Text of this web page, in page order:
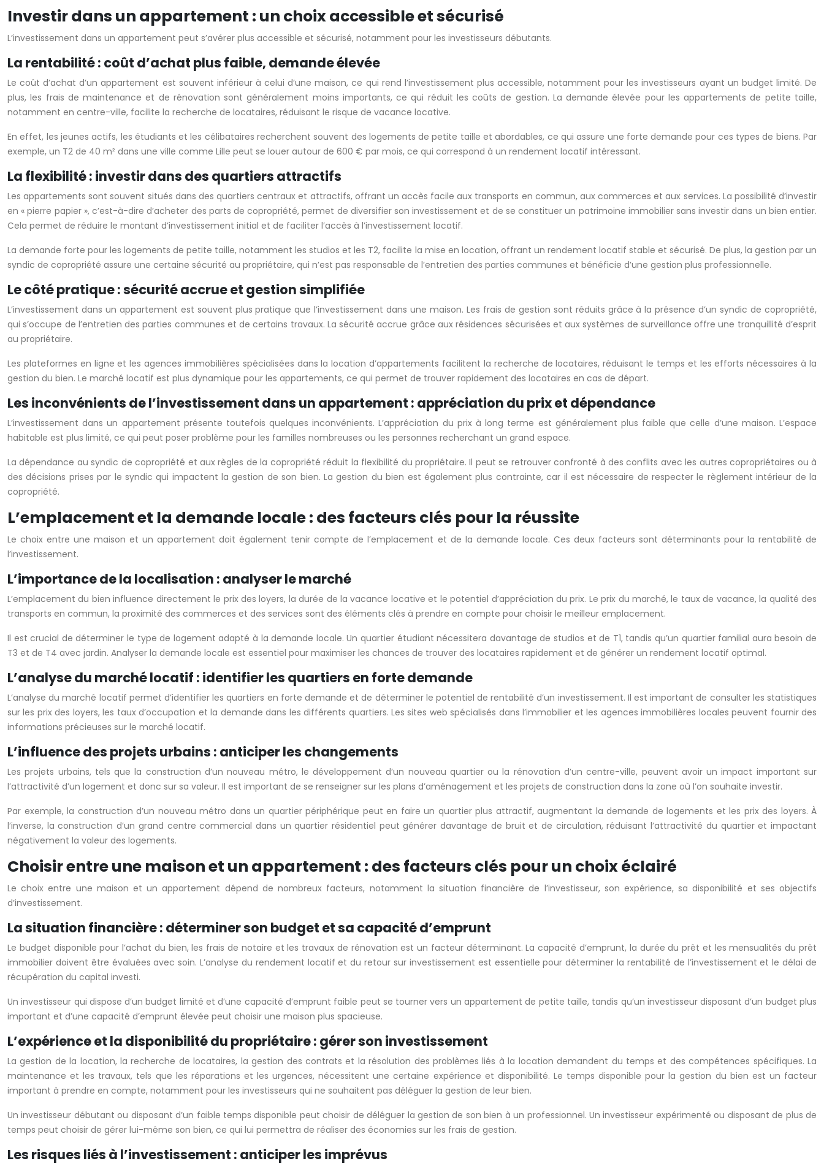
Investir dans un appartement : un choix accessible et sécurisé
L’investissement dans un appartement peut s’avérer plus accessible et sécurisé, notamment pour les investisseurs débutants.
La rentabilité : coût d’achat plus faible, demande élevée
Le coût d’achat d’un appartement est souvent inférieur à celui d’une maison, ce qui rend l’investissement plus accessible, notamment pour les investisseurs ayant un budget limité. De
plus, les frais de maintenance et de rénovation sont généralement moins importants, ce qui réduit les coûts de gestion. La demande élevée pour les appartements de petite taille,
notamment en centre-ville, facilite la recherche de locataires, réduisant le risque de vacance locative.
En effet, les jeunes actifs, les étudiants et les célibataires recherchent souvent des logements de petite taille et abordables, ce qui assure une forte demande pour ces types de biens. Par
exemple, un T2 de 40 m² dans une ville comme Lille peut se louer autour de 600 € par mois, ce qui correspond à un rendement locatif intéressant.
La flexibilité : investir dans des quartiers attractifs
Les appartements sont souvent situés dans des quartiers centraux et attractifs, offrant un accès facile aux transports en commun, aux commerces et aux services. La possibilité d’investir
en « pierre papier », c’est-à-dire d’acheter des parts de copropriété, permet de diversifier son investissement et de se constituer un patrimoine immobilier sans investir dans un bien entier.
Cela permet de réduire le montant d’investissement initial et de faciliter l’accès à l’investissement locatif.
La demande forte pour les logements de petite taille, notamment les studios et les T2, facilite la mise en location, offrant un rendement locatif stable et sécurisé. De plus, la gestion par un
syndic de copropriété assure une certaine sécurité au propriétaire, qui n’est pas responsable de l’entretien des parties communes et bénéficie d’une gestion plus professionnelle.
Le côté pratique : sécurité accrue et gestion simplifiée
L’investissement dans un appartement est souvent plus pratique que l’investissement dans une maison. Les frais de gestion sont réduits grâce à la présence d’un syndic de copropriété,
qui s’occupe de l’entretien des parties communes et de certains travaux. La sécurité accrue grâce aux résidences sécurisées et aux systèmes de surveillance offre une tranquillité d’esprit
au propriétaire.
Les plateformes en ligne et les agences immobilières spécialisées dans la location d’appartements facilitent la recherche de locataires, réduisant le temps et les efforts nécessaires à la
gestion du bien. Le marché locatif est plus dynamique pour les appartements, ce qui permet de trouver rapidement des locataires en cas de départ.
Les inconvénients de l’investissement dans un appartement : appréciation du prix et dépendance
L’investissement dans un appartement présente toutefois quelques inconvénients. L’appréciation du prix à long terme est généralement plus faible que celle d’une maison. L’espace
habitable est plus limité, ce qui peut poser problème pour les familles nombreuses ou les personnes recherchant un grand espace.
La dépendance au syndic de copropriété et aux règles de la copropriété réduit la flexibilité du propriétaire. Il peut se retrouver confronté à des conflits avec les autres copropriétaires ou à
des décisions prises par le syndic qui impactent la gestion de son bien. La gestion du bien est également plus contrainte, car il est nécessaire de respecter le règlement intérieur de la
copropriété.
L’emplacement et la demande locale : des facteurs clés pour la réussite
Le choix entre une maison et un appartement doit également tenir compte de l’emplacement et de la demande locale. Ces deux facteurs sont déterminants pour la rentabilité de
l’investissement.
L’importance de la localisation : analyser le marché
L’emplacement du bien influence directement le prix des loyers, la durée de la vacance locative et le potentiel d’appréciation du prix. Le prix du marché, le taux de vacance, la qualité des
transports en commun, la proximité des commerces et des services sont des éléments clés à prendre en compte pour choisir le meilleur emplacement.
Il est crucial de déterminer le type de logement adapté à la demande locale. Un quartier étudiant nécessitera davantage de studios et de T1, tandis qu’un quartier familial aura besoin de
T3 et de T4 avec jardin. Analyser la demande locale est essentiel pour maximiser les chances de trouver des locataires rapidement et de générer un rendement locatif optimal.
L’analyse du marché locatif : identifier les quartiers en forte demande
L’analyse du marché locatif permet d’identifier les quartiers en forte demande et de déterminer le potentiel de rentabilité d’un investissement. Il est important de consulter les statistiques
sur les prix des loyers, les taux d’occupation et la demande dans les différents quartiers. Les sites web spécialisés dans l’immobilier et les agences immobilières locales peuvent fournir des
informations précieuses sur le marché locatif.
L’influence des projets urbains : anticiper les changements
Les projets urbains, tels que la construction d’un nouveau métro, le développement d’un nouveau quartier ou la rénovation d’un centre-ville, peuvent avoir un impact important sur
l’attractivité d’un logement et donc sur sa valeur. Il est important de se renseigner sur les plans d’aménagement et les projets de construction dans la zone où l’on souhaite investir.
Par exemple, la construction d’un nouveau métro dans un quartier périphérique peut en faire un quartier plus attractif, augmentant la demande de logements et les prix des loyers. À
l’inverse, la construction d’un grand centre commercial dans un quartier résidentiel peut générer davantage de bruit et de circulation, réduisant l’attractivité du quartier et impactant
négativement la valeur des logements.
Choisir entre une maison et un appartement : des facteurs clés pour un choix éclairé
Le choix entre une maison et un appartement dépend de nombreux facteurs, notamment la situation financière de l’investisseur, son expérience, sa disponibilité et ses objectifs
d’investissement.
La situation financière : déterminer son budget et sa capacité d’emprunt
Le budget disponible pour l’achat du bien, les frais de notaire et les travaux de rénovation est un facteur déterminant. La capacité d’emprunt, la durée du prêt et les mensualités du prêt
immobilier doivent être évaluées avec soin. L’analyse du rendement locatif et du retour sur investissement est essentielle pour déterminer la rentabilité de l’investissement et le délai de
récupération du capital investi.
Un investisseur qui dispose d’un budget limité et d’une capacité d’emprunt faible peut se tourner vers un appartement de petite taille, tandis qu’un investisseur disposant d’un budget plus
important et d’une capacité d’emprunt élevée peut choisir une maison plus spacieuse.
L’expérience et la disponibilité du propriétaire : gérer son investissement
La gestion de la location, la recherche de locataires, la gestion des contrats et la résolution des problèmes liés à la location demandent du temps et des compétences spécifiques. La
maintenance et les travaux, tels que les réparations et les urgences, nécessitent une certaine expérience et disponibilité. Le temps disponible pour la gestion du bien est un facteur
important à prendre en compte, notamment pour les investisseurs qui ne souhaitent pas déléguer la gestion de leur bien.
Un investisseur débutant ou disposant d’un faible temps disponible peut choisir de déléguer la gestion de son bien à un professionnel. Un investisseur expérimenté ou disposant de plus de
temps peut choisir de gérer lui-même son bien, ce qui lui permettra de réaliser des économies sur les frais de gestion.
Les risques liés à l’investissement : anticiper les imprévus